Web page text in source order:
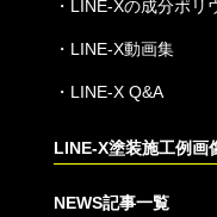
・ LINE-Xの成分ポリ
・ LINE-X動画集
・ LINE-X Q&A
LINE-X塗装施工例画
NEWS記事一覧